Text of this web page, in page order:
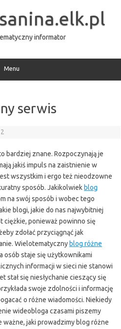
informator
Menu
serwis
bardziej znane. Rozpoczynają je
jakiś impuls na zaistnienie w
wszystkim i ergo też nieodzowne
sposób. Jakikolwiek blog
na swój sposób i wobec tego
blogi, jakie do nas najwybitniej
ciężkie, ponieważ powinno się
zdołać przyciągnąć jak
Wielotematyczny blog różne
osób staje się użytkownikami
informacji w sieci nie stanowi
stał się niesłychanie cieszący się
swoje zdolności i informację
o różne wiadomości. Niekiedy
wideobloga czasami piszemy
ważne, jaki prowadzimy blog różne